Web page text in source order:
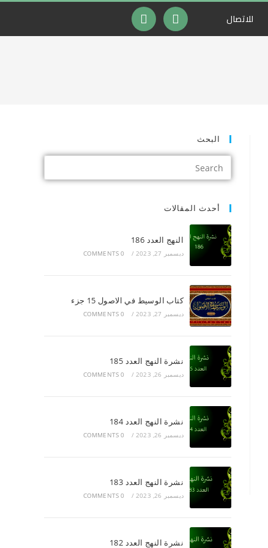
للاتصال
البحث
أحدث المقالات
النهج العدد 186
ديسمبر 27, 2023 /
0 COMMENTS
كتاب الوسيط في الاصول 15 جزء
ديسمبر 27, 2023 /
0 COMMENTS
نشرة النهج العدد 185
ديسمبر 26, 2023 /
0 COMMENTS
نشرة النهج العدد 184
ديسمبر 26, 2023 /
0 COMMENTS
نشرة النهج العدد 183
ديسمبر 26, 2023 /
0 COMMENTS
نشرة النهج العدد 182